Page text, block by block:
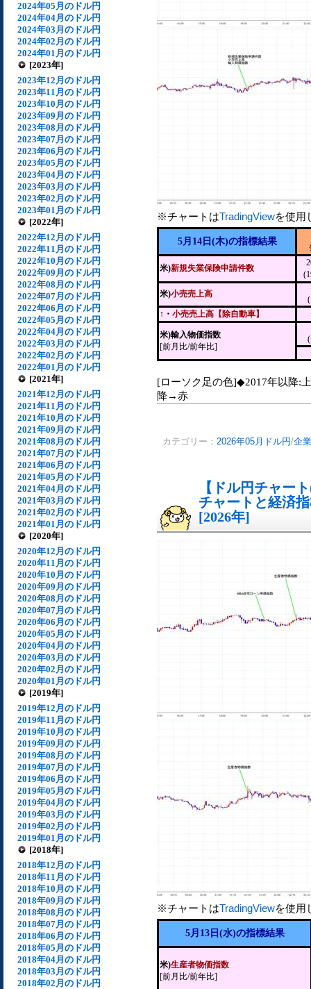
2024年05月のドル円
2024年04月のドル円
2024年03月のドル円
2024年02月のドル円
2024年01月のドル円
[2023年]
2023年12月のドル円
2023年11月のドル円
2023年10月のドル円
2023年09月のドル円
2023年08月のドル円
2023年07月のドル円
2023年06月のドル円
2023年05月のドル円
2023年04月のドル円
2023年03月のドル円
2023年02月のドル円
2023年01月のドル円
[2022年]
2022年12月のドル円
2022年11月のドル円
2022年10月のドル円
2022年09月のドル円
2022年08月のドル円
2022年07月のドル円
2022年06月のドル円
2022年05月のドル円
2022年04月のドル円
2022年03月のドル円
2022年02月のドル円
2022年01月のドル円
[2021年]
2021年12月のドル円
2021年11月のドル円
2021年10月のドル円
2021年09月のドル円
2021年08月のドル円
2021年07月のドル円
2021年06月のドル円
2021年05月のドル円
2021年04月のドル円
2021年03月のドル円
2021年02月のドル円
2021年01月のドル円
[2020年]
2020年12月のドル円
2020年11月のドル円
2020年10月のドル円
2020年09月のドル円
2020年08月のドル円
2020年07月のドル円
2020年06月のドル円
2020年05月のドル円
2020年04月のドル円
2020年03月のドル円
2020年02月のドル円
2020年01月のドル円
[2019年]
2019年12月のドル円
2019年11月のドル円
2019年10月のドル円
2019年09月のドル円
2019年08月のドル円
2019年07月のドル円
2019年06月のドル円
2019年05月のドル円
2019年04月のドル円
2019年03月のドル円
2019年02月のドル円
2019年01月のドル円
[2018年]
2018年12月のドル円
2018年11月のドル円
2018年10月のドル円
2018年09月のドル円
2018年08月のドル円
2018年07月のドル円
2018年06月のドル円
2018年05月のドル円
2018年04月のドル円
2018年03月のドル円
2018年02月のドル円
※チャートはTradingViewを使用
5月14日(木)の指標結果
米)新規失業保険申請件数
米)小売売上高
↑・ 小売売上高【除自動車】
米)輸入物価指数
[前月比/前年比]
[ローソク足の色]◆2017年以降
降→赤
カテゴリー： 2026年05月ドル円/企
【ドル円チャー
チャートと経済
[2026年]
※チャートはTradingViewを使用
5月13日(水)の指標結果
米)生産者物価指数
[前月比/前年比]